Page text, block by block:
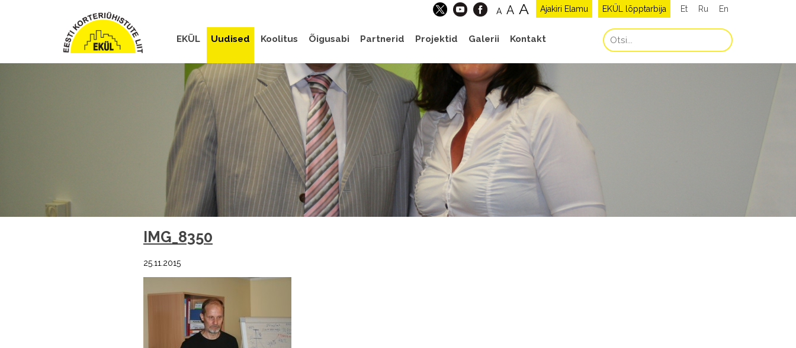
Et Ru En
EKÜL lõpptarbija
Ajakiri Elamu
A A A
EKÜL Uudised Koolitus Õigusabi Partnerid Projektid Galerii Kontakt
IMG_8350
25.11.2015